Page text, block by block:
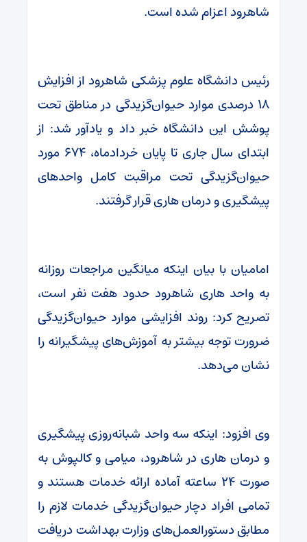
شاهرود اعزام شده است.
رئیس دانشگاه علوم پزشکی شاهرود از افزایش
۱۸ درصدی موارد حیوان‌گزیدگی در مناطق تحت
پوشش این دانشگاه خبر داد و یادآور شد: از
ابتدای سال جاری تا پایان خردادماه، ۶۷۴ مورد
حیوان‌گزیدگی تحت مراقبت کامل واحدهای
پیشگیری و درمان هاری قرار گرفتند.
امامیان با بیان اینکه میانگین مراجعات روزانه
به واحد هاری شاهرود حدود هفت نفر است،
تصریح کرد: روند افزایشی موارد حیوان‌گزیدگی
ضرورت توجه بیشتر به آموزش‌های پیشگیرانه را
نشان می‌دهد.
وی افزود: اینکه سه واحد شبانه‌روزی پیشگیری
و درمان هاری در شاهرود، میامی و کالپوش به
صورت ۲۴ ساعته آماده ارائه خدمات هستند و
تمامی افراد دچار حیوان‌گزیدگی خدمات لازم را
مطابق دستورالعمل‌های وزارت بهداشت دریافت